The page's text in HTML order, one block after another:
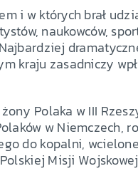
i w których brał
naukowców,
kraju zasadniczy
Polaka w III
w Niemczech,
do kopalni,
Misji